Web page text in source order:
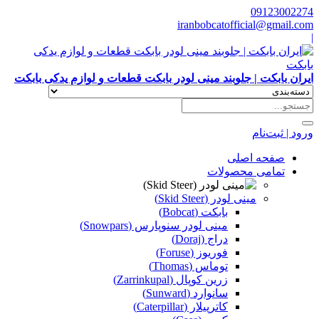
09123002274
iranbobcatofficial@gmail.com
|
ایران بابکت | جلوبند مینی لودر بابکت قطعات و لوازم یدکی بابکت
ورود | ثبت‌نام
صفحه اصلی
تمامی محصولات
مینی لودر (Skid Steer)
بابکت (Bobcat)
مینی لودر سنوپارس (Snowpars)
دراج (Doraj)
فوریوز (Foruse)
توماس (Thomas)
زرین کوپال (Zarrinkupal)
سانوارد (Sunward)
کاترپیلار (Caterpillar)